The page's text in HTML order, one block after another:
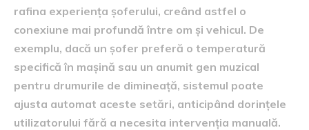
rafina experiența șoferului, creând astfel o
conexiune mai profundă între om și vehicul. De
exemplu, dacă un șofer preferă o temperatură
specifică în mașină sau un anumit gen muzical
pentru drumurile de dimineață, sistemul poate
ajusta automat aceste setări, anticipând dorințele
utilizatorului fără a necesita intervenția manuală.